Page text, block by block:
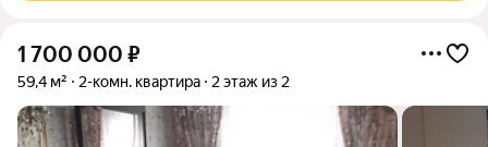
1 700 000 ₽
59,4 м² 2-комн. квартира 2 этаж из 2